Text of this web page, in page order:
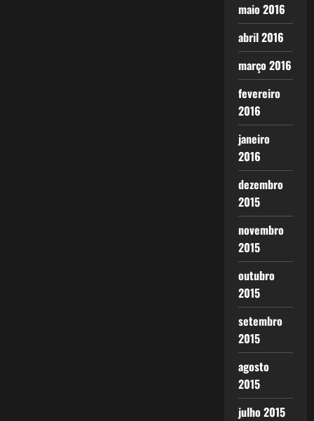
maio 2016
abril 2016
março 2016
fevereiro
2016
janeiro
2016
dezembro
2015
novembro
2015
outubro
2015
setembro
2015
agosto
2015
julho 2015